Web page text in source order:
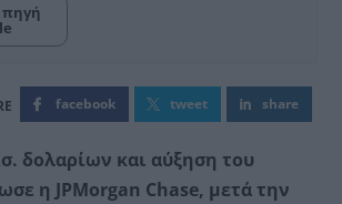
facebook tweet share
δολαρίων και αύξηση του
η JPMorgan Chase, μετά την